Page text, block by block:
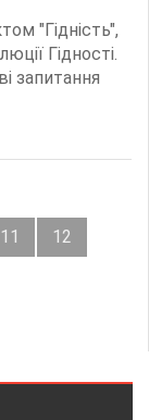
"Гідність",
Гідності.
запитання
11 12